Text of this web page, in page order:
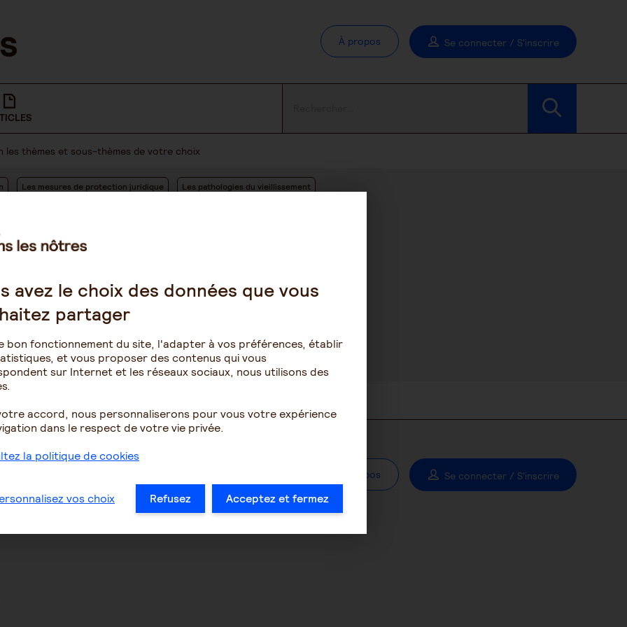
À propos Se connecter / S'inscrire
thèmes et sous-thèmes de votre choix
Les mesures de protection juridique Les pathologies du vieillissement
18:14
NOUS SUIVRE
À propos Se connecter / S'inscrire
avez le choix des données que vous
partager
bon fonctionnement du site, l'adapter à vos préférences, établir
et vous proposer des contenus qui vous
sur Internet et les réseaux sociaux, nous utilisons des
accord, nous personnaliserons pour vous votre expérience
dans le respect de votre vie privée.
la politique de cookies
vos choix Refusez Acceptez et fermez